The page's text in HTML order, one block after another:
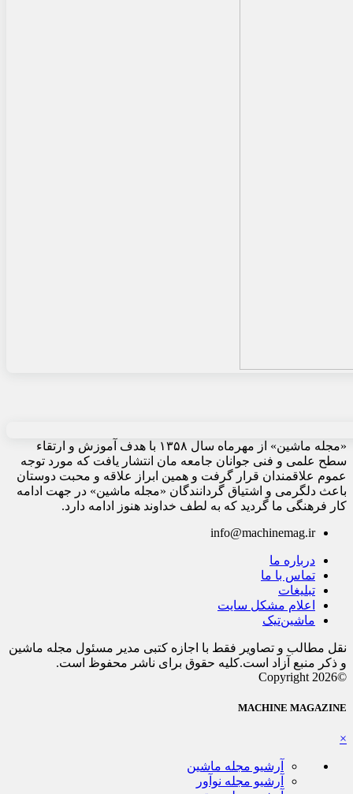
«مجله ماشین» از مهرماه سال ۱۳۵۸ با هدف آموزش و ارتقاء
سطح علمی و فنی جوانان جامعه مان انتشار یافت که مورد توجه
عموم علاقمندان قرار گرفت و همین ابراز علاقه و محبت دوستان
باعث دلگرمی و اشتیاق گردانندگان «مجله ماشین» در جهت ادامه
کار فرهنگی ما گردید که به لطف خداوند هنوز ادامه دارد.
info@machinemag.ir
درباره ما
تماس با ما
تبلیغات
اعلام مشکل سایت
ماشین‌تیک
نقل مطالب و تصاویر فقط با اجازه کتبی مدیر مسئول مجله ماشین
و ذکر منبع آزاد است.کلیه حقوق برای ناشر محفوظ است.
©Copyright 2026
MACHINE MAGAZINE
×
آرشیو مجله ماشین
آرشیو مجله نوآور